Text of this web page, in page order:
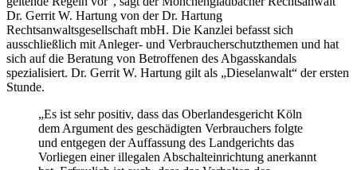
Dr. Gerrit W. Hartung von der Dr. Hartung
Rechtsanwaltsgesellschaft mbH. Die Kanzlei befasst sich
ausschließlich mit Anleger- und Verbraucherschutzthemen und hat
sich auf die Beratung von Betroffenen des Abgasskandals
spezialisiert. Dr. Gerrit W. Hartung gilt als „Dieselanwalt“ der ersten
Stunde.
„Es ist sehr positiv, dass das Oberlandesgericht Köln
dem Argument des geschädigten Verbrauchers folgte
und entgegen der Auffassung des Landgerichts das
Vorliegen einer illegalen Abschalteinrichtung anerkannt